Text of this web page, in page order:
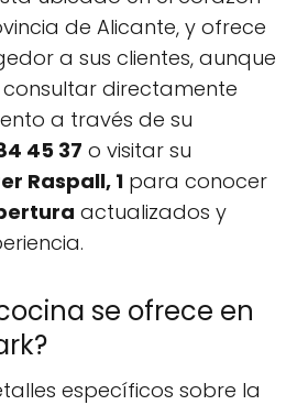
de Alicante, y ofrece
a sus clientes, aunque
directamente
a través de su
45 37 o visitar su
Raspall, 1 para conocer
actualizados y
se ofrece en
específicos sobre la